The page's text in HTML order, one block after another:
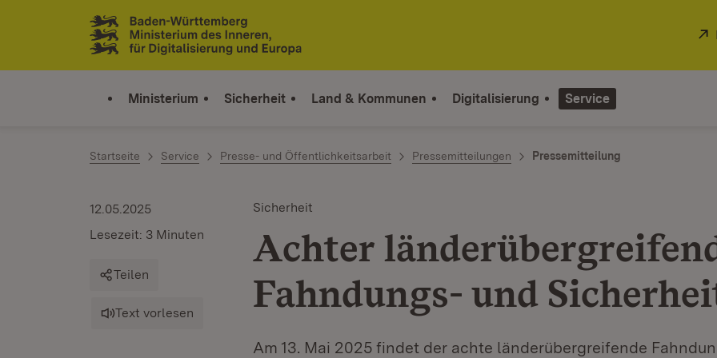
Zum Inhalt springen
Link zur Startseite
Ministerium Sicherheit Land & Kommunen Digitalisierung Service
Startseite Service Presse- und Öffentlichkeitsarbeit Pressemitteilungen Pressemitteilung
Sicherheit
Achter
Fahndungs- und
Am 13. Mai 2025 findet der achte länderübergreifende
12.05.2025
Lesezeit: 3 Minuten
Teilen
Text vorlesen